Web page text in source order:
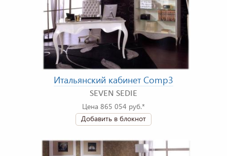
Итальянский кабинет Comp3
SEVEN SEDIE
Цена 865 054 руб.*
Добавить в блокнот